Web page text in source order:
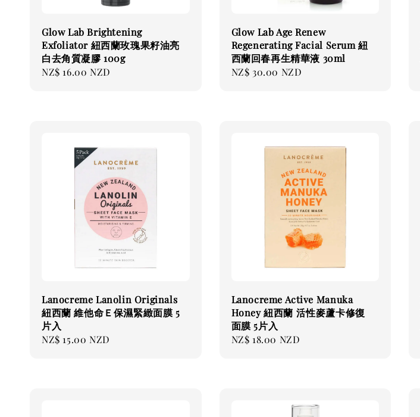
Glow Lab Brightening
Exfoliator 紐西蘭玫瑰果籽油亮
白去角質凝膠 100g
Regular
NZ$ 16.00 NZD
Glow Lab Age Renew
Regenerating Facial Serum 紐
西蘭回春再生精華液 30ml
Regular
NZ$ 30.00 NZD
Lanocreme Lanolin Originals
紐西蘭 維他命Ｅ保濕緊緻面膜 5
片入
Regular
NZ$ 15.00 NZD
Lanocreme Active Manuka
Honey 紐西蘭 活性麥蘆卡修復
面膜 5片入
Regular
NZ$ 18.00 NZD